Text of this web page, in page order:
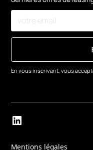
En vous inscrivant, vous
Mentions légales